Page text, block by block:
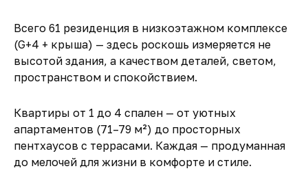
Всего 61 резиденция в низкоэтажном комплексе
(G+4 + крыша) — здесь роскошь измеряется не
высотой здания, а качеством деталей, светом,
пространством и спокойствием.
Квартиры от 1 до 4 спален — от уютных
апартаментов (71–79 м²) до просторных
пентхаусов с террасами. Каждая — продуманная
до мелочей для жизни в комфорте и стиле.